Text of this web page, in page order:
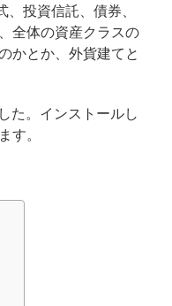
投資信託、債券、
全体の資産クラスの
かとか、外貨建てと
た。インストールし
。